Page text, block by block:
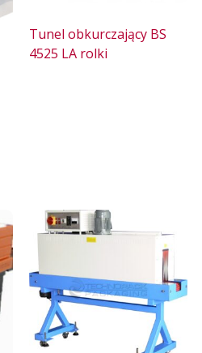
Tunel obkurczający BS
4525 LA rolki